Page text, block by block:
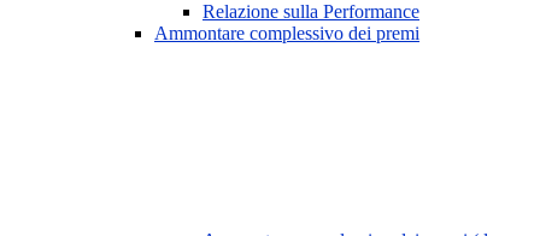
Relazione sulla Performance
Ammontare complessivo dei premi